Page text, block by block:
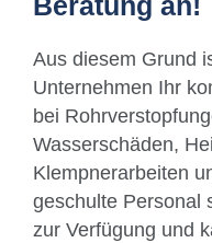
Aus diesem Grund
Unternehmen Ihr
bei
Wasserschäden,
Klempnerarbeiten
geschulte Personal
zur Verfügung und